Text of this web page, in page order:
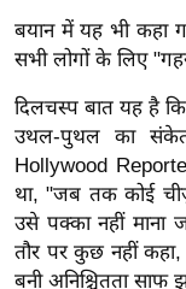
इ
टे
क्नॉ
लॉ
जी
ब्यू
टी
बयान में यह भी कहा
सभी लोगों के लिए
दिलचस्प बात यह है
उथल-पुथल का
Hollywood
था, "जब तक कोई
उसे पक्का नहीं माना
तौर पर कुछ नहीं
बनी अनिश्चितता साफ